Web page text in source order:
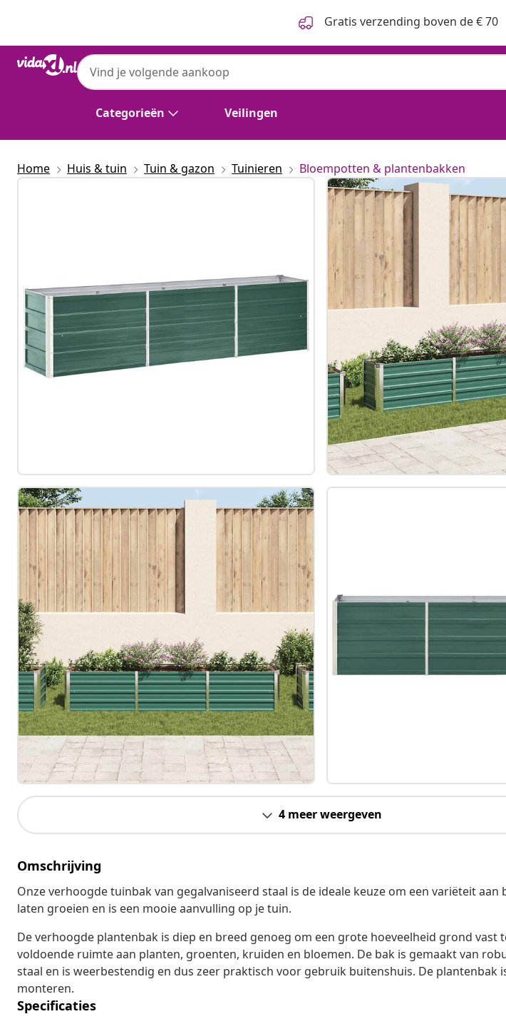
Gratis verzending boven de € 70
Categorieën Veilingen
Home Huis & tuin Tuin & gazon Tuinieren Bloempotten & plantenbakken
4 meer weergeven
Omschrijving
Onze verhoogde tuinbak van gegalvaniseerd staal is de ideale keuze om een variëteit aan
laten groeien en is een mooie aanvulling op je tuin.
De verhoogde plantenbak is diep en breed genoeg om een grote hoeveelheid grond vast
voldoende ruimte aan planten, groenten, kruiden en bloemen. De bak is gemaakt van
staal en is weerbestendig en dus zeer praktisch voor gebruik buitenshuis. De plantenbak
monteren.
Specificaties